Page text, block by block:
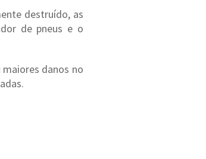
destruído, as
de pneus e o
danos no